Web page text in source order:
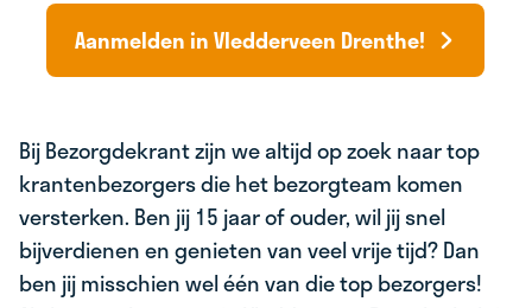
Aanmelden in Vledderveen Drenthe!
Bij Bezorgdekrant zijn we altijd op zoek naar top
krantenbezorgers die het bezorgteam komen
versterken. Ben jij 15 jaar of ouder, wil jij snel
bijverdienen en genieten van veel vrije tijd? Dan
ben jij misschien wel één van die top bezorgers!